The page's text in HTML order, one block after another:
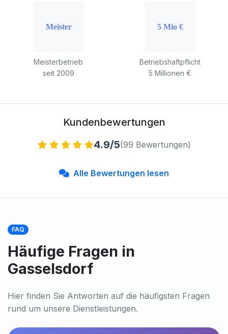
Meisterbetrieb
seit 2009
Betriebshaftpflicht
5 Millionen €
Kundenbewertungen
4.9/5(99 Bewertungen)
Alle Bewertungen lesen
FAQ
Häufige Fragen in
Gasselsdorf
Hier finden Sie Antworten auf die häufigsten Fragen
rund um unsere Dienstleistungen.